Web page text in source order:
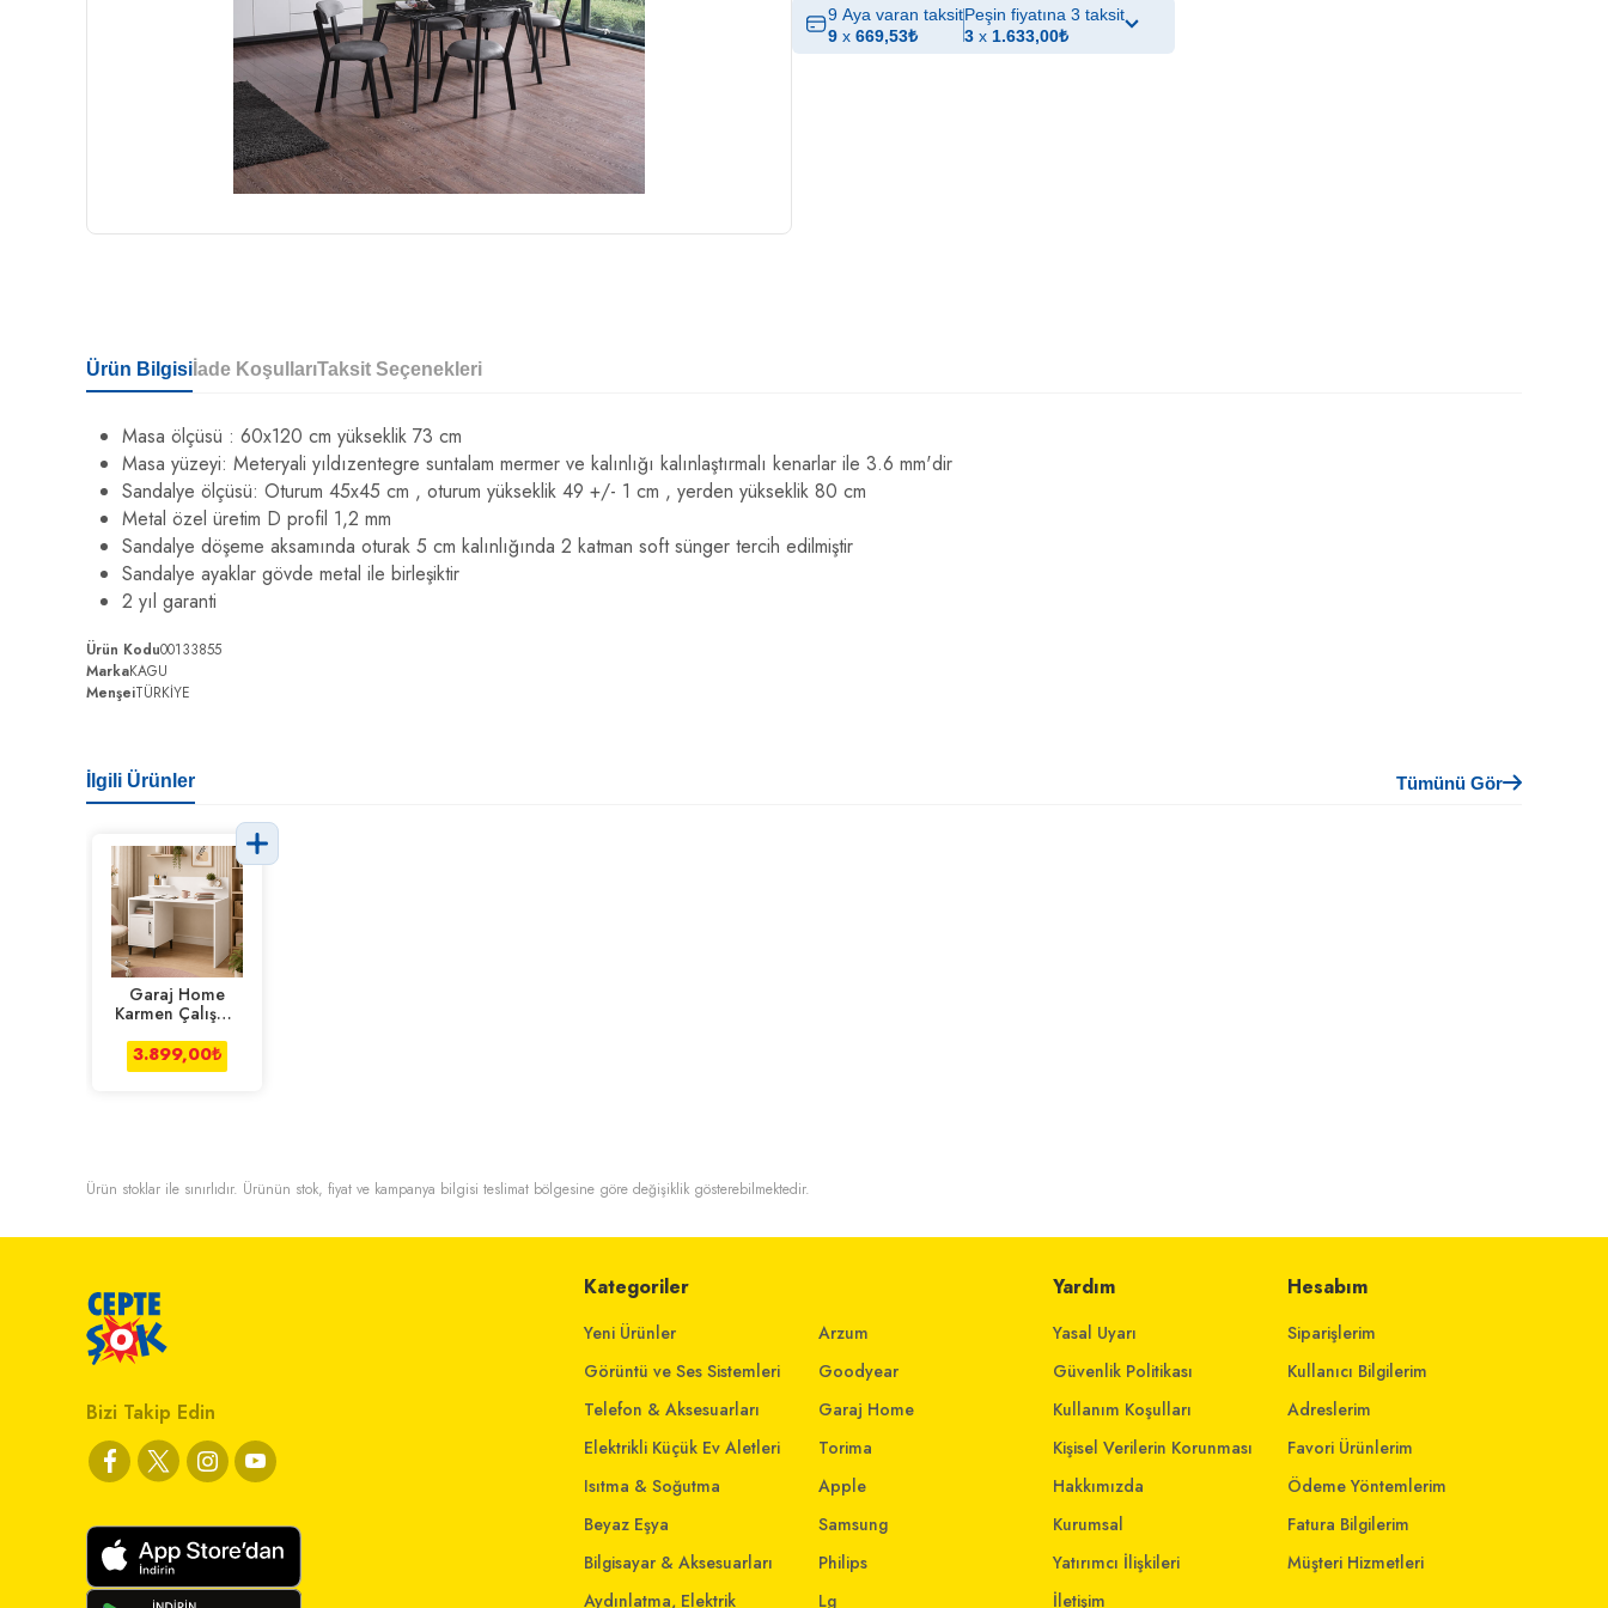
9 Aya varan taksit
9 x 669,53₺
Peşin fiyatına 3 taksit
3 x 1.633,00₺
Ürün Bilgisi İade KoşullarıTaksit Seçenekleri
Masa ölçüsü : 60x120 cm yükseklik 73 cm
Masa yüzeyi: Meteryali yıldızentegre suntalam mermer ve kalınlığı kalınlaştırmalı kenarlar ile 3.6 mm'dir
Sandalye ölçüsü: Oturum 45x45 cm , oturum yükseklik 49 +/- 1 cm , yerden yükseklik 80 cm
Metal özel üretim D profil 1,2 mm
Sandalye döşeme aksamında oturak 5 cm kalınlığında 2 katman soft sünger tercih edilmiştir
Sandalye ayaklar gövde metal ile birleşiktir
2 yıl garanti
Ürün Kodu00133855
MarkaKAGU
MenşeiTÜRKİYE
İlgili Ürünler Tümünü Gör
Garaj Home
Karmen Çalışma
3.899,00₺
Ürün stoklar ile sınırlıdır. Ürünün stok, fiyat ve kampanya bilgisi teslimat bölgesine göre değişiklik gösterebilmektedir.
Bizi Takip Edin
Kategoriler
Yeni Ürünler
Görüntü ve Ses Sistemleri
Telefon & Aksesuarları
Elektrikli Küçük Ev Aletleri
Isıtma & Soğutma
Beyaz Eşya
Bilgisayar & Aksesuarları
Aydınlatma, Elektrik
Arzum
Goodyear
Garaj Home
Torima
Apple
Samsung
Philips
Lg
Yardım
Yasal Uyarı
Güvenlik Politikası
Kullanım Koşulları
Kişisel Verilerin Korunması
Hakkımızda
Kurumsal
Yatırımcı İlişkileri
İletişim
Hesabım
Siparişlerim
Kullanıcı Bilgilerim
Adreslerim
Favori Ürünlerim
Ödeme Yöntemlerim
Fatura Bilgilerim
Müşteri Hizmetleri